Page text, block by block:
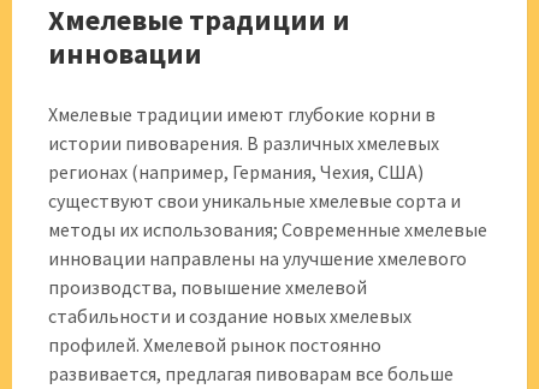
Хмелевые традиции и
инновации
Хмелевые традиции имеют глубокие корни в
истории пивоварения. В различных хмелевых
регионах (например, Германия, Чехия, США)
существуют свои уникальные хмелевые сорта и
методы их использования; Современные хмелевые
инновации направлены на улучшение хмелевого
производства, повышение хмелевой
стабильности и создание новых хмелевых
профилей. Хмелевой рынок постоянно
развивается, предлагая пивоварам все больше